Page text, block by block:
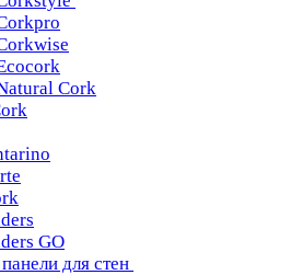
Cork
GO
для стен